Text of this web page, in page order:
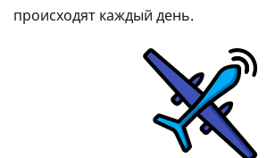
происходят каждый день.